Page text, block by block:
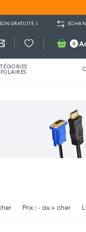
GRATUITE
0
Prix : - au + cher